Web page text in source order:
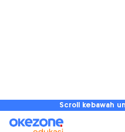
Scroll kebawah